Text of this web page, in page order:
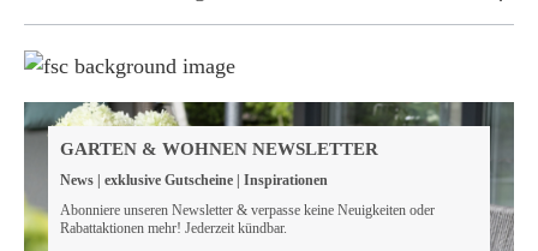
Wir sind FSC® zertifiziert
leisten müssen, um unsere natürlichen Ressourcen zu
bewahren.
GARTEN & WOHNEN NEWSLETTER
News | exklusive Gutscheine | Inspirationen
Abonniere unseren Newsletter & verpasse keine Neuigkeiten oder
Rabattaktionen mehr! Jederzeit kündbar.